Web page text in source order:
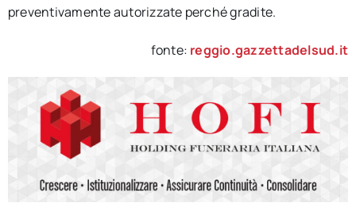
preventivamente autorizzate perché gradite.
fonte: reggio.gazzettadelsud.it